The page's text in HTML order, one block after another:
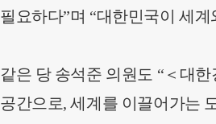
필요하다”며 “대한민국이 세
같은 당 송석준 의원도 “＜대
공간으로, 세계를 이끌어가는